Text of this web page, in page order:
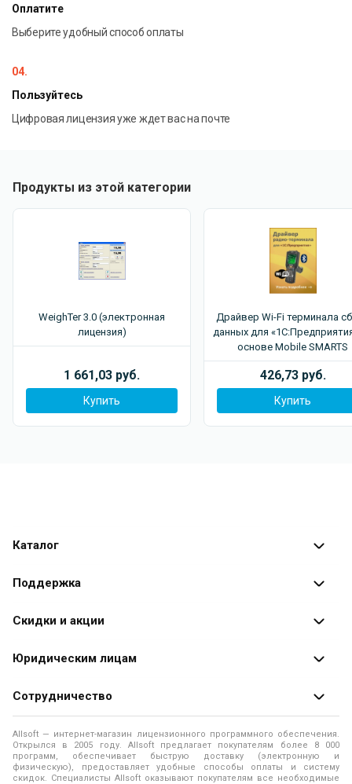
Оплатите
Выберите удобный способ оплаты
04.
Пользуйтесь
Цифровая лицензия уже ждет вас на почте
Продукты из этой категории
WeighTer 3.0 (электронная
лицензия)
1 661,03 руб.
Купить
Драйвер Wi-Fi терминала
данных для
основе Mobile SMARTS
426,73 руб.
Купить
Каталог
Каталог программ
Поддержка
Оплата заказов
Доставка заказа
Помощь
Правила продажи
Политика использования файлов Cookie
Скидки и акции
Специальные
Юридическим лицам
Продажа программ юридическим лицам
О лицензировании программного обеспечения
Программы для компьютера
Контакты
Сотрудничество
О магазине
Адреса и телефоны
Allsoft — интернет-магазин лицензионного программного обеспечения.
Открылся в 2005 году. Allsoft предлагает покупателям более 8 000
программ, обеспечивает быструю доставку (электронную и
физическую), предоставляет удобные способы оплаты и систему
скидок. Специалисты Allsoft оказывают покупателям все необходимые